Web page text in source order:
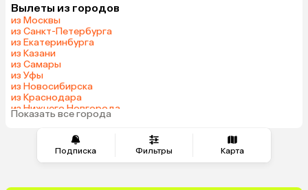
Подписка Фильтры Карта
Вылеты из городов
из Москвы
из Санкт-Петербурга
из Екатеринбурга
из Казани
из Самары
из Уфы
из Новосибирска
из Краснодара
из Нижнего Новгорода
из Перми
Показать все города